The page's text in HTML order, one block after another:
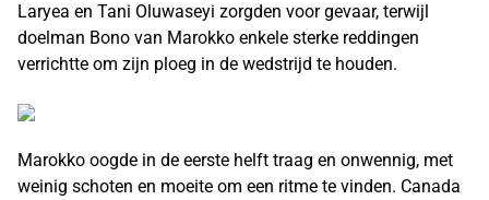
Laryea en Tani Oluwaseyi zorgden voor gevaar, terwijl
doelman Bono van Marokko enkele sterke reddingen
verrichtte om zijn ploeg in de wedstrijd te houden.
Marokko oogde in de eerste helft traag en onwennig, met
weinig schoten en moeite om een ritme te vinden. Canada